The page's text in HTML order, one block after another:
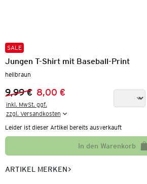
SALE
Jungen T-Shirt mit Baseball-Print
hellbraun
Vorheriger Preis:
9,99 €
Neuer Preis:
8,00 €
inkl. MwSt. ggf.
zzgl. Versandkosten
Leider ist dieser Artikel bereits ausverkauft
In den Warenkorb
ARTIKEL MERKEN